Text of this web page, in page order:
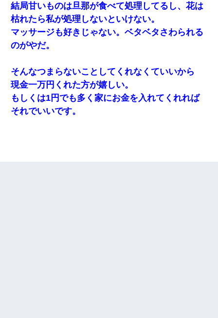
結局甘いものは旦那が食べて処理してるし、花は
枯れたら私が処理しないといけない。
マッサージも好きじゃない。ベタベタさわられる
のがやだ。
そんなつまらないことしてくれなくていいから
現金一万円くれた方が嬉しい。
もしくは1円でも多く家にお金を入れてくれれば
それでいいです。